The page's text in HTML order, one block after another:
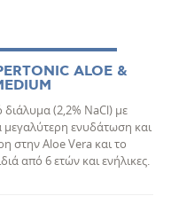
ALOE &
(2,2% NaCl) με
µεγαλύτερη ενυδάτωση και
στην Aloe Vera και το
από 6 ετών και ενήλικες.